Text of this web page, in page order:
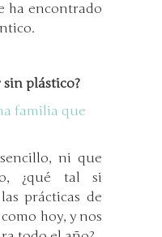
ha encontrado
plástico?
familia que
ni que
¿qué tal si
prácticas de
hoy, y nos